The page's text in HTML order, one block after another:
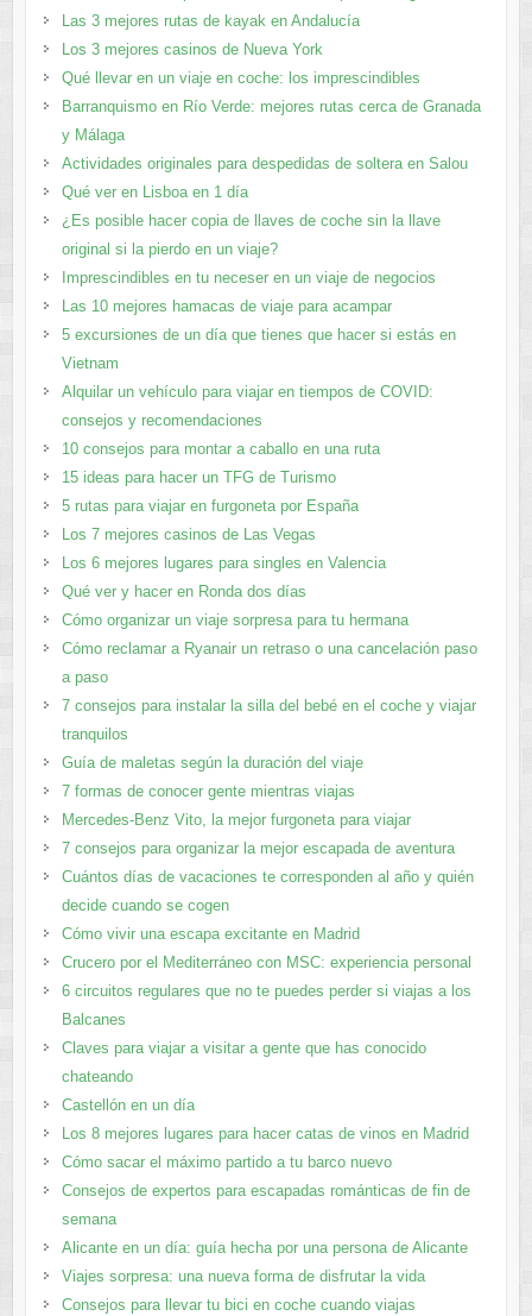
Las 3 mejores rutas de kayak en Andalucía
Los 3 mejores casinos de Nueva York
Qué llevar en un viaje en coche: los imprescindibles
Barranquismo en Río Verde: mejores rutas cerca de Granada
y Málaga
Actividades originales para despedidas de soltera en Salou
Qué ver en Lisboa en 1 día
¿Es posible hacer copia de llaves de coche sin la llave
original si la pierdo en un viaje?
Imprescindibles en tu neceser en un viaje de negocios
Las 10 mejores hamacas de viaje para acampar
5 excursiones de un día que tienes que hacer si estás en
Vietnam
Alquilar un vehículo para viajar en tiempos de COVID:
consejos y recomendaciones
10 consejos para montar a caballo en una ruta
15 ideas para hacer un TFG de Turismo
5 rutas para viajar en furgoneta por España
Los 7 mejores casinos de Las Vegas
Los 6 mejores lugares para singles en Valencia
Qué ver y hacer en Ronda dos días
Cómo organizar un viaje sorpresa para tu hermana
Cómo reclamar a Ryanair un retraso o una cancelación paso
a paso
7 consejos para instalar la silla del bebé en el coche y viajar
tranquilos
Guía de maletas según la duración del viaje
7 formas de conocer gente mientras viajas
Mercedes-Benz Vito, la mejor furgoneta para viajar
7 consejos para organizar la mejor escapada de aventura
Cuántos días de vacaciones te corresponden al año y quién
decide cuando se cogen
Cómo vivir una escapa excitante en Madrid
Crucero por el Mediterráneo con MSC: experiencia personal
6 circuitos regulares que no te puedes perder si viajas a los
Balcanes
Claves para viajar a visitar a gente que has conocido
chateando
Castellón en un día
Los 8 mejores lugares para hacer catas de vinos en Madrid
Cómo sacar el máximo partido a tu barco nuevo
Consejos de expertos para escapadas románticas de fin de
semana
Alicante en un día: guía hecha por una persona de Alicante
Viajes sorpresa: una nueva forma de disfrutar la vida
Consejos para llevar tu bici en coche cuando viajas